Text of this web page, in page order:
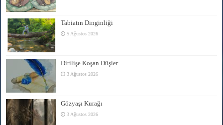
Tabiatın Dinginliği
5 Ağustos 2026
Dirilişe Koşan Düşler
3 Ağustos 2026
Gözyaşı Kurağı
3 Ağustos 2026